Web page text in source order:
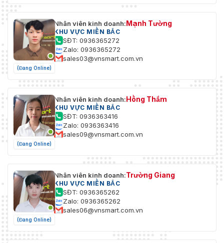
(Đang Online)
Nhân viên kinh doanh:Mạnh Tường
KHU VỰC MIỀN BẮC
SĐT: 0936365272
Zalo: 0936365272
sales03@vnsmart.com.vn
(Đang Online)
Nhân viên kinh doanh:Hồng Thắm
KHU VỰC MIỀN BẮC
SĐT: 0936363416
Zalo: 0936363416
sales09@vnsmart.com.vn
(Đang Online)
Nhân viên kinh doanh:Trường Giang
KHU VỰC MIỀN BẮC
SĐT: 0936365262
Zalo: 0936365262
sales06@vnsmart.com.vn